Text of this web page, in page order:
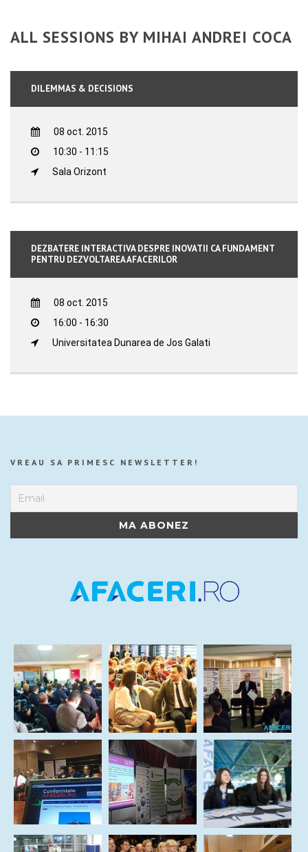
ALL SESSIONS BY MIHAI ANDREI COCA
DILEMMAS & DECISIONS
08 oct. 2015
10:30 - 11:15
Sala Orizont
DEZBATERE INTERACTIVA DESPRE INOVATII CA FUNDAMENT
PENTRU DEZVOLTAREA AFACERILOR
08 oct. 2015
16:00 - 16:30
Universitatea Dunarea de Jos Galati
VREAU SA PRIMESC NEWSLETTER!